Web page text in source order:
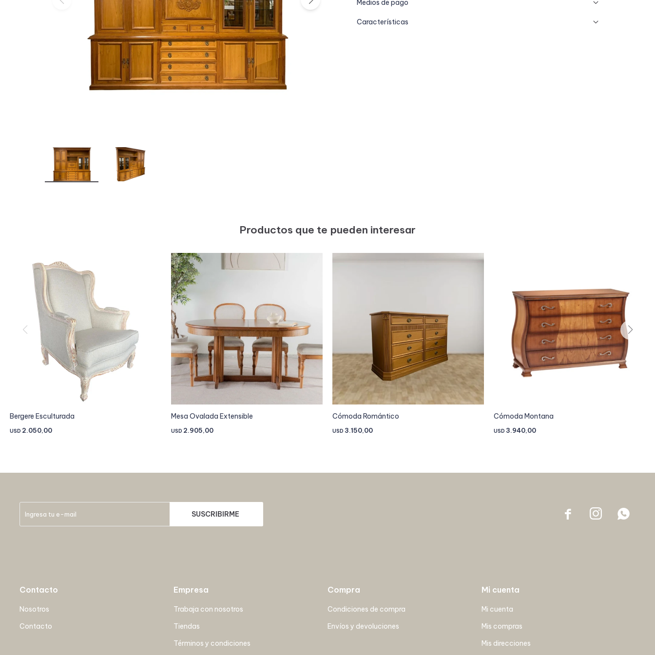
Medios de pago
Características
Productos que te pueden interesar
Bergere Esculturada
USD 2.050,00
Mesa Ovalada Extensible
USD 2.905,00
Cómoda Romántico
USD 3.150,00
Cómoda Montana
USD 3.940,00
SUSCRIBIRME   
Contacto
Nosotros
Contacto
Empresa
Trabaja con nosotros
Tiendas
Términos y condiciones
Compra
Condiciones de compra
Envíos y devoluciones
Mi cuenta
Mi cuenta
Mis compras
Mis direcciones